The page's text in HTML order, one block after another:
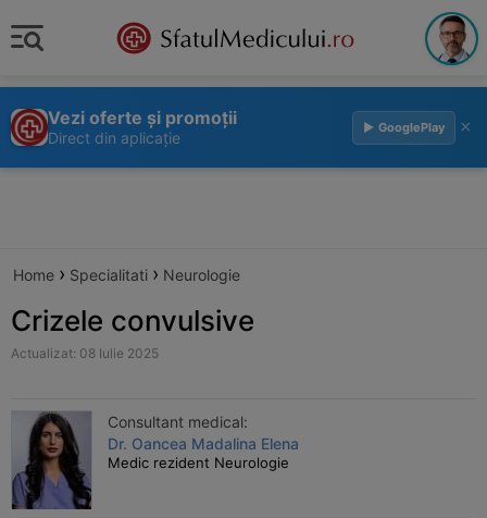
Vezi oferte și promoții
Direct din aplicație
▶ GooglePlay ×
Home › Specialitati › Neurologie
Crizele convulsive
Actualizat: 08 Iulie 2025
Consultant medical:
Dr. Oancea Madalina Elena
Medic rezident Neurologie